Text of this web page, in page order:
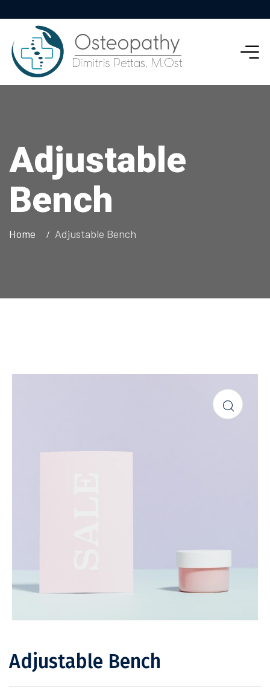
Adjustable
Bench
Home Adjustable Bench
Adjustable Bench